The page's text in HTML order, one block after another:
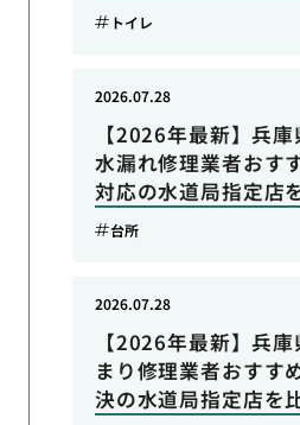
トイレ
【2026年最新】兵
水漏れ修理業者おす
対応の水道局指定店
2026.07.28
台所
【2026年最新】兵
まり修理業者おすす
決の水道局指定店を
2026.07.28